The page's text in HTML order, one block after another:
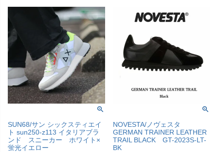
SUN68/サン シックスティエイ
ト sun250-z113 イタリアブラ
ンド スニーカー ホワイト×
蛍光イエロー
NOVESTA/ノヴェスタ
GERMAN TRAINER LEATHER
TRAIL BLACK GT-2023S-LT-
BK